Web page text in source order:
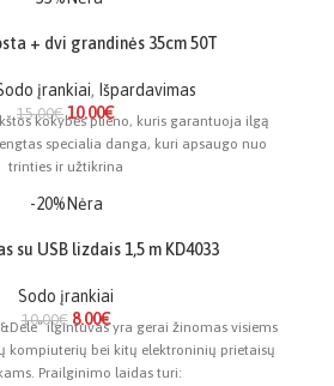
+ dvi grandinės 35cm 50T
įrankiai, Išpardavimas
15.00€ 10.00€
kokybės plieno, kuris garantuoja ilgą
specialia danga, kuri apsaugo nuo
trinties ir užtikrina
-20% Nėra
su USB lizdais 1,5 m KD4033
Sodo įrankiai
10.00€ 8.00€
ilgintuvas yra gerai žinomas visiems
kompiuterių bei kitų elektroninių prietaisų
Prailginimo laidas turi: